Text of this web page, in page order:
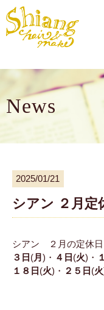
News
2025/01/21
シアン ２月定
シアン ２月の定休日
３日 (月 )・ ４日 (火)・
１８日 (火)・ ２５日 (火